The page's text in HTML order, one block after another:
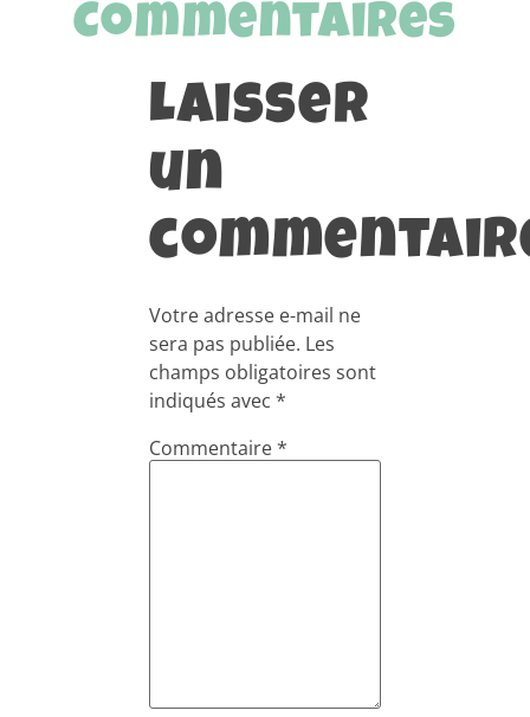
Commentaires
Laisser
un
Votre adresse e-mail ne
sera pas publiée. Les
champs obligatoires sont
indiqués avec *
Commentaire*